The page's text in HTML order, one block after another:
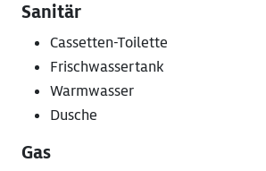
Sanitär
Cassetten-Toilette
Frischwassertank
Warmwasser
Dusche
Gas